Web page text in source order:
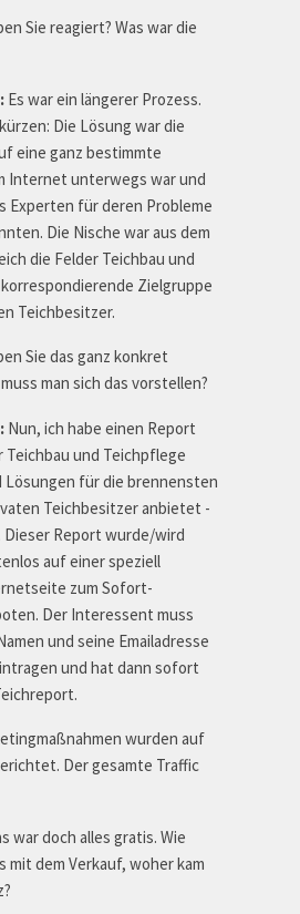
Sie reagiert? Was war die
Es war ein längerer Prozess.
Die Lösung war die
eine ganz bestimmte
Internet unterwegs war und
Experten für deren Probleme
Die Nische war aus dem
die Felder Teichbau und
Zielgruppe
Teichbesitzer.
Sie das ganz konkret
man sich das vorstellen?
Nun, ich habe einen Report
und Teichpflege
für die brennensten
Teichbesitzer anbietet -
Report wurde/wird
auf einer speziell
zum Sofort-
Der Interessent muss
und seine Emailadresse
und hat dann sofort
wurden auf
Der gesamte Traffic
war doch alles gratis. Wie
dem Verkauf, woher kam